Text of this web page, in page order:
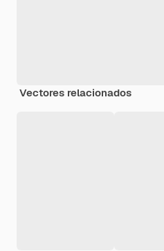
Vectores relacionados